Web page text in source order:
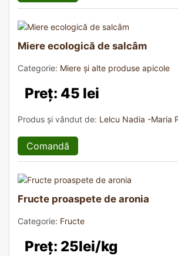
Miere ecologică de salcâm
Categorie: Miere și alte produse apicole
Preț: 45 lei
Produs și vândut de: Lelcu Nadia -Maria
Comandă
Fructe proaspete de aronia
Categorie: Fructe
Preț: 25lei/kg